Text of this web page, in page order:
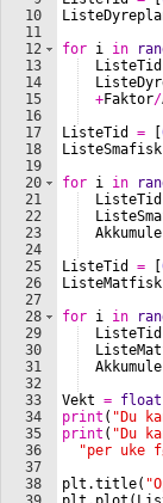
10
11
12
13
14
15
16
17
18
19
20
21
22
23
24
25
26
27
28
29
30
31
32
33
34
35
36
37
38
for i in
ListeTid
+Faktor/
ListeTid
=
ListeSmafisk
for i in
ListeTid
ListeTid
=
ListeMatfisk
for i in
ListeTid
Vekt = float
print ( "Du
print ( "Du
"per uke
plt .title(